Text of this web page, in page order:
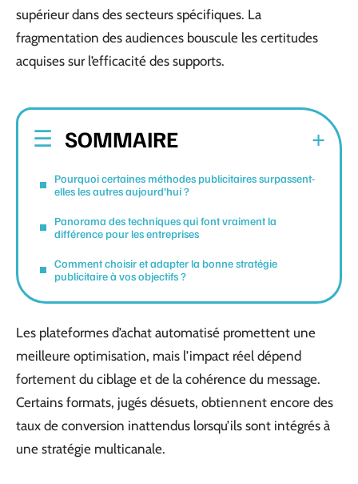
supérieur dans des secteurs spécifiques. La
fragmentation des audiences bouscule les certitudes
acquises sur l’efficacité des supports.
SOMMAIRE
Pourquoi certaines méthodes publicitaires surpassent-
elles les autres aujourd’hui ?
Panorama des techniques qui font vraiment la
différence pour les entreprises
Comment choisir et adapter la bonne stratégie
publicitaire à vos objectifs ?
Les plateformes d’achat automatisé promettent une
meilleure optimisation, mais l’impact réel dépend
fortement du ciblage et de la cohérence du message.
Certains formats, jugés désuets, obtiennent encore des
taux de conversion inattendus lorsqu’ils sont intégrés à
une stratégie multicanale.